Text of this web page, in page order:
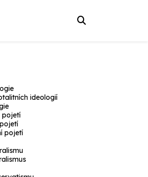
ideologií
pojetí
pojetí